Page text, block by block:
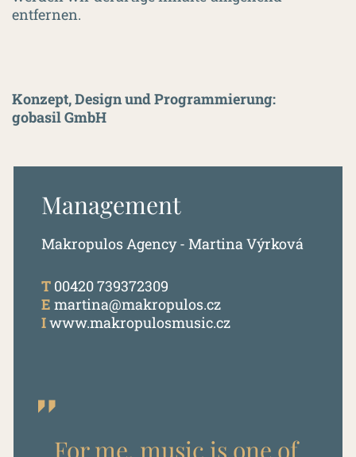
entfernen.
Konzept, Design und Programmierung:
gobasil GmbH
Management
Makropulos Agency - Martina Výrková
T 00420 739372309
E martina@makropulos.cz
Iwww.makropulosmusic.cz
For me, music is one of